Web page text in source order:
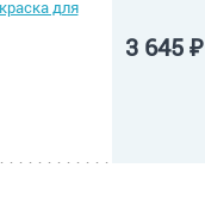
для
3 645 ₽